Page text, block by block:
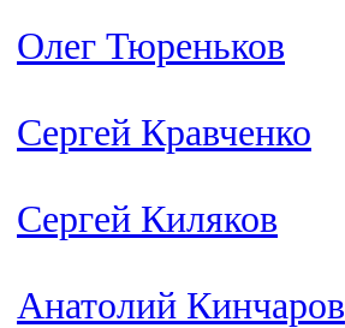
Олег Тюреньков
Сергей Кравченко
Сергей Киляков
Анатолий Кинчаров